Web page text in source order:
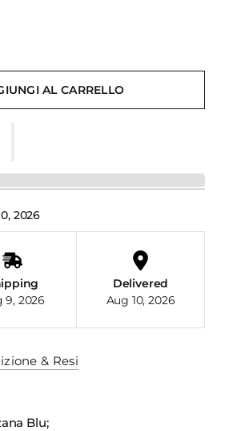
AL CARRELLO
2026
9, 2026
Delivered
Aug 10, 2026
& Resi
Blu;